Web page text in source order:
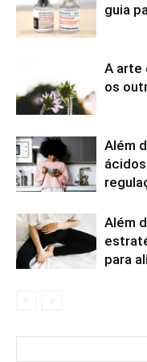
guia
A arte
os
Além
Além
para